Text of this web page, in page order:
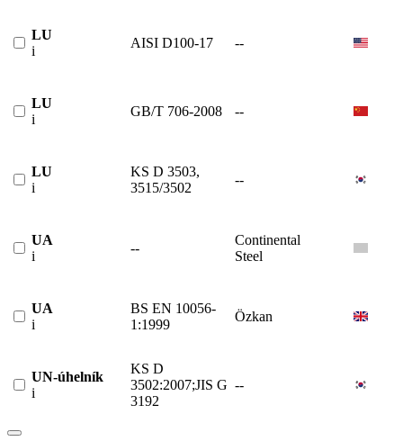
LU
i
AISI D100-17 --
LU
i
GB/T 706-2008 --
LU
i
KS D 3503,
3515/3502
--
UA
i
--
Continental
Steel
UA
i
BS EN 10056-
1:1999
Özkan
UN-úhelník
i
KS D
3502:2007;JIS G
3192
--